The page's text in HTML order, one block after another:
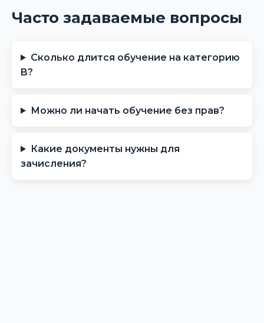
Часто задаваемые вопросы
Сколько длится обучение на категорию
B?
Можно ли начать обучение без прав?
Какие документы нужны для
зачисления?